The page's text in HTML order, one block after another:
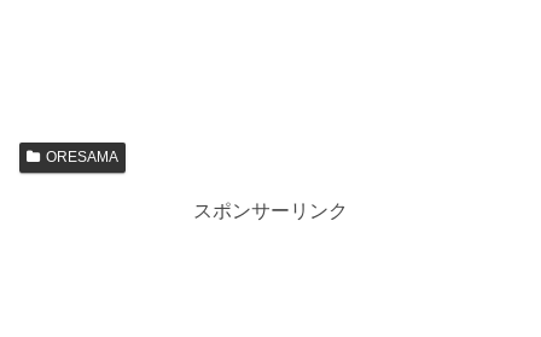
ORESAMA
スポンサーリンク